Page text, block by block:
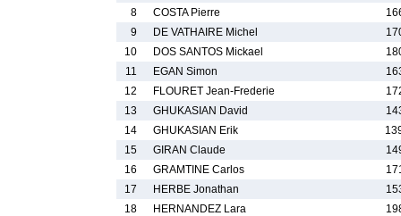
8
COSTA Pierre
9
DE VATHAIRE Michel
10
DOS SANTOS Mickael
11
EGAN Simon
12
FLOURET Jean-Frederie
13
GHUKASIAN David
14
GHUKASIAN Erik
15
GIRAN Claude
16
GRAMTINE Carlos
17
HERBE Jonathan
18
HERNANDEZ Lara